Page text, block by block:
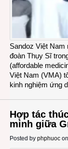
Sandoz Việt Nam
đoàn Thụy Sĩ
(affordable
Việt Nam (VMA)
kinh nghiệm ứng
Hợp tác
minh giữa
Posted by phphuoc